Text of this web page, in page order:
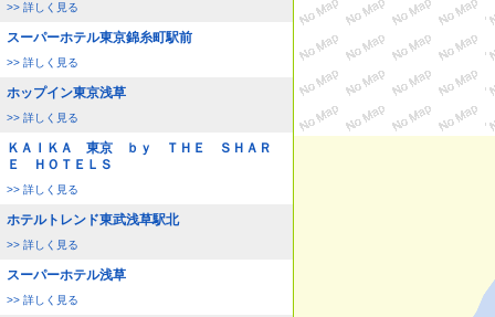
>> 詳しく見る
スーパーホテル東京錦糸町駅前
>> 詳しく見る
ホップイン東京浅草
>> 詳しく見る
ＫＡＩＫＡ 東京 ｂｙ ＴＨＥ ＳＨＡＲ
Ｅ ＨＯＴＥＬＳ
>> 詳しく見る
ホテルトレンド東武浅草駅北
>> 詳しく見る
スーパーホテル浅草
>> 詳しく見る